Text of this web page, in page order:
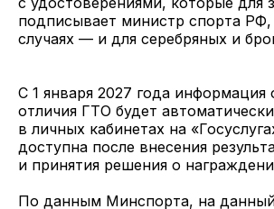
подписывает министр спорта
случаях — и для серебряных и
С 1 января 2027 года информация
отличия ГТО будет
в личных кабинетах на
доступна после внесения
и принятия решения о
По данным Минспорта, на